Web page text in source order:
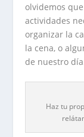
olvidemos
actividades
organizar la
la cena, o
de nuestro
Haz tu